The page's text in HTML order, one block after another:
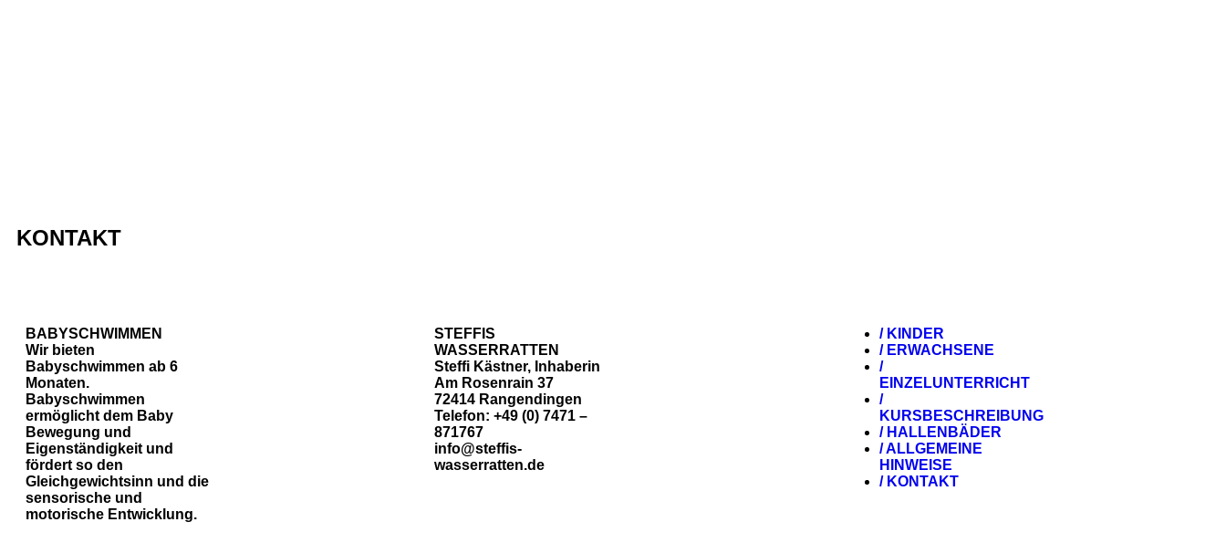
KONTAKT
BABYSCHWIMMEN
Wir bieten
Babyschwimmen ab 6
Monaten.
Babyschwimmen
ermöglicht dem Baby
Bewegung und
Eigenständigkeit und
fördert so den
Gleichgewichtsinn und die
sensorische und
motorische Entwicklung.
STEFFIS
WASSERRATTEN
Steffi Kästner, Inhaberin
Am Rosenrain 37
72414 Rangendingen
Telefon: +49 (0) 7471 –
871767
info@steffis-
wasserratten.de
/ KINDER
/ ERWACHSENE
/
EINZELUNTERRICHT
/
KURSBESCHREIBUNG
/ HALLENBÄDER
/ ALLGEMEINE
HINWEISE
/ KONTAKT